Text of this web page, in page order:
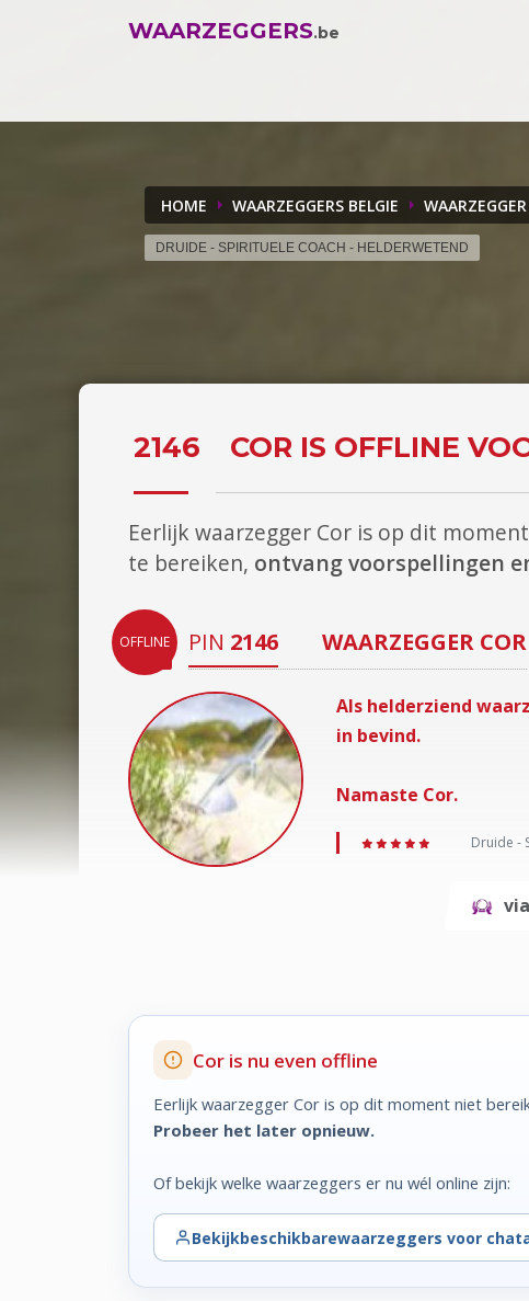
WAARZEGGERS.be
HOME WAARZEGGERS BELGIE
DRUIDE - SPIRITUELE COACH - HELDERWETEND
2146 COR IS OFFLINE
Eerlijk waarzegger Cor is op dit moment
te bereiken, ontvang voorspellingen
OFFLINE PIN 2146 WAARZEGGER COR
Als helderziend
in bevind.
Namaste Cor.
Druide -
Cor is nu even offline
Eerlijk waarzegger Cor is op dit moment niet
Probeer het later opnieuw.
Of bekijk welke waarzeggers er nu wél online zijn:
Bekijkbeschikbarewaarzeggers voor